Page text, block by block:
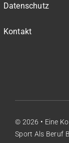
Datenschutz
Kontakt
© 2026 • Eine
Sport Als Beruf